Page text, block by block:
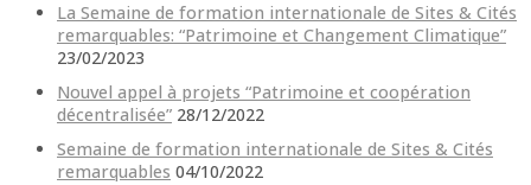
La Semaine de formation internationale de Sites & Cités
remarquables: “Patrimoine et Changement Climatique”
23/02/2023
Nouvel appel à projets “Patrimoine et coopération
décentralisée” 28/12/2022
Semaine de formation internationale de Sites & Cités
remarquables 04/10/2022